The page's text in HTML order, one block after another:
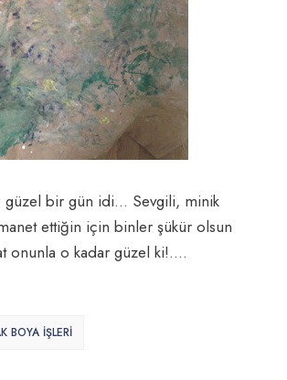
güzel bir gün idi… Sevgili, minik
ettiğin için binler şükür olsun
onunla o kadar güzel ki!….
BOYA İŞLERİ